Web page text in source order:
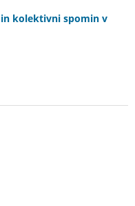
kolektivni spomin v